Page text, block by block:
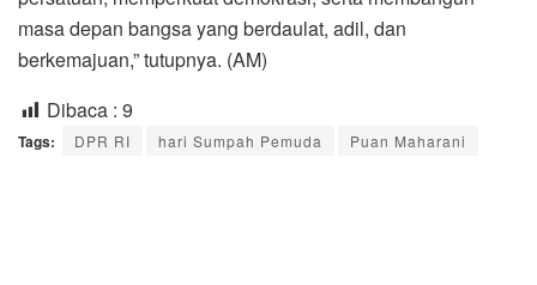
masa depan bangsa yang berdaulat, adil, dan
berkemajuan,” tutupnya. (AM)
Dibaca : 9
Tags: DPR RI hari Sumpah Pemuda Puan Maharani